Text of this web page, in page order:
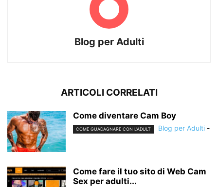
Blog per Adulti
ARTICOLI CORRELATI
Come diventare Cam Boy
COME GUADAGNARE CON L'ADULT Blog per Adulti -
Come fare il tuo sito di Web Cam
Sex per adulti...